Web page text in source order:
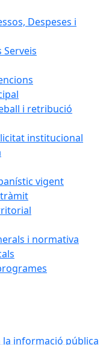
Despeses i
Serveis
i retribució
institucional
vigent
i normativa
la informació pública